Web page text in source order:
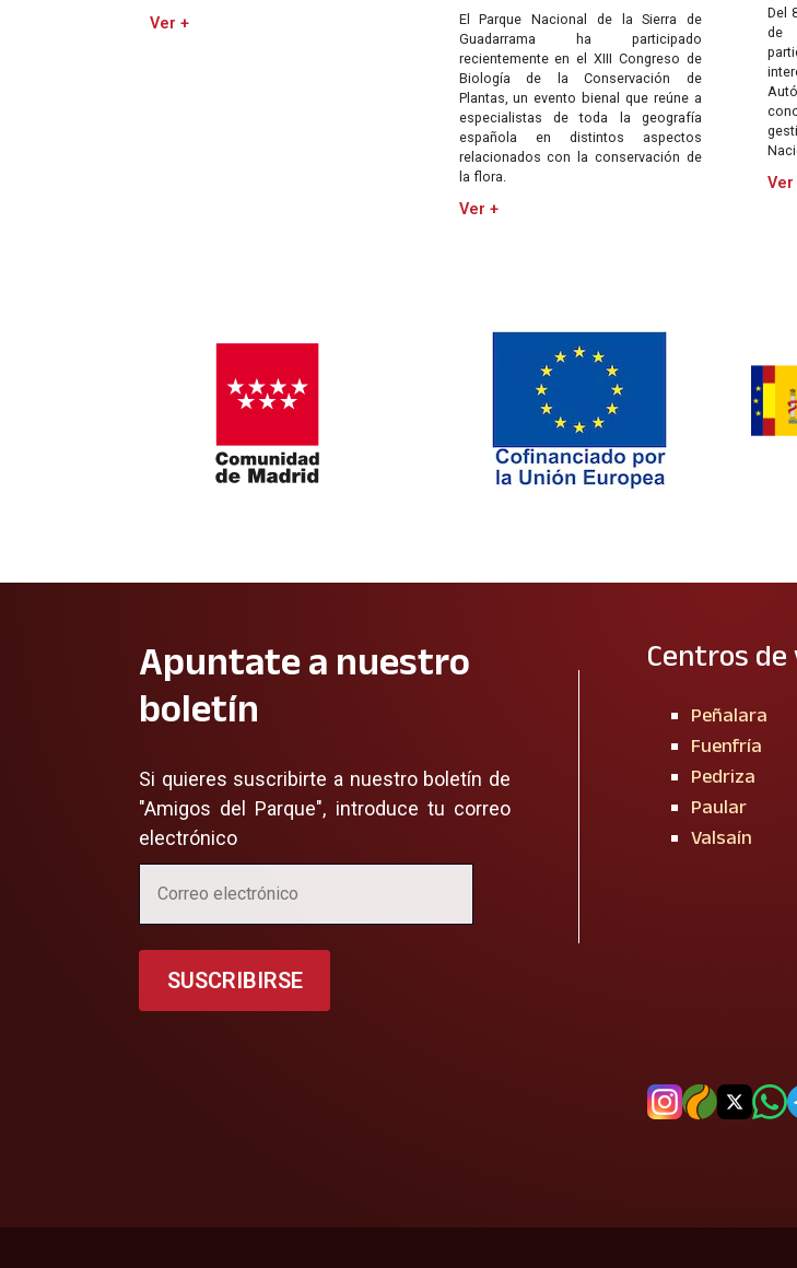
Ver +
El Parque Nacional de la Sierra de
Guadarrama ha participado
recientemente en el XIII Congreso de
Biología de la Conservación de
Plantas, un evento bienal que reúne a
especialistas de toda la geografía
española en distintos aspectos
relacionados con la conservación de
la flora.
Ver +
Del
de
Ver
Apuntate a nuestro
boletín
Si quieres suscribirte a nuestro boletín de
"Amigos del Parque", introduce tu correo
electrónico
SUSCRIBIRSE
Centros
Peñalara
Fuenfría
Pedriza
Paular
Valsaín